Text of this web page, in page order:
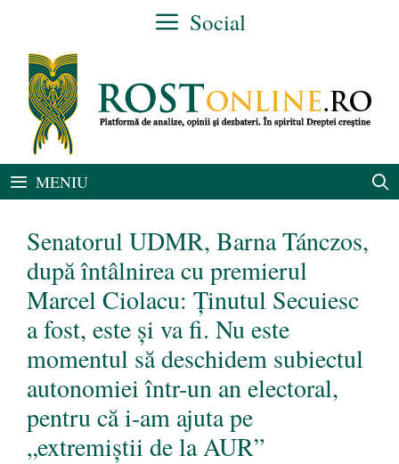
conținut
Social
MENIU
Senatorul UDMR, Barna Tánczos,
după întâlnirea cu premierul
Marcel Ciolacu: Ţinutul Secuiesc
a fost, este şi va fi. Nu este
momentul să deschidem subiectul
autonomiei într-un an electoral,
pentru că i-am ajuta pe
„extremiștii de la AUR”